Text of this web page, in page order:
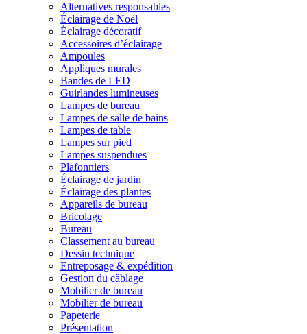
Alternatives responsables
Éclairage de Noël
Éclairage décoratif
Accessoires d’éclairage
Ampoules
Appliques murales
Bandes de LED
Guirlandes lumineuses
Lampes de bureau
Lampes de salle de bains
Lampes de table
Lampes sur pied
Lampes suspendues
Plafonniers
Éclairage de jardin
Éclairage des plantes
Appareils de bureau
Bricolage
Bureau
Classement au bureau
Dessin technique
Entreposage & expédition
Gestion du câblage
Mobilier de bureau
Mobilier de bureau
Papeterie
Présentation